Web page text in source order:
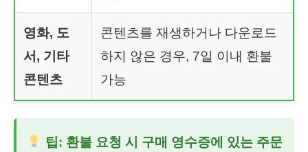
영화, 도
서, 기타
콘텐츠
콘텐츠를 재생하거나 다운로드
하지 않은 경우, 7일 이내 환불
가능
팁: 환불 요청 시 구매 영수증에 있는 주문